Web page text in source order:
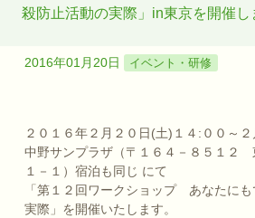
殺防止活動の実際」in東京を開催し
2016年01月20日 イベント・研修
２０１６年２月２０日(土)１４:００～
中野サンプラザ（〒１６４－８５１２
１－１）宿泊も同じ にて
「第１２回ワークショップ あなたに
実際」を開催いたします。